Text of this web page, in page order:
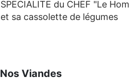
SPECIALITE du CHEF "Le
et sa cassolette de légumes
Nos Viandes